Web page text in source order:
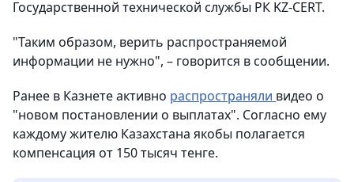
Государственной технической службы РК KZ-CERT.
"Таким образом, верить распространяемой
информации не нужно", – говорится в сообщении.
Ранее в Казнете активно распространяли видео о
"новом постановлении о выплатах". Согласно ему
каждому жителю Казахстана якобы полагается
компенсация от 150 тысяч тенге.